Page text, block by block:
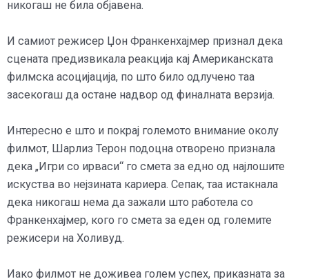
никогаш не била објавена.
И самиот режисер Џон Франкенхајмер признал дека
сцената предизвикала реакција кај Американската
филмска асоцијација, по што било одлучено таа
засекогаш да остане надвор од финалната верзија.
Интересно е што и покрај големото внимание околу
филмот, Шарлиз Терон подоцна отворено признала
дека „Игри со ирваси“ го смета за едно од најлошите
искуства во нејзината кариера. Сепак, таа истакнала
дека никогаш нема да зажали што работела со
Франкенхајмер, кого го смета за еден од големите
режисери на Холивуд.
Иако филмот не доживеа голем успех, приказната за